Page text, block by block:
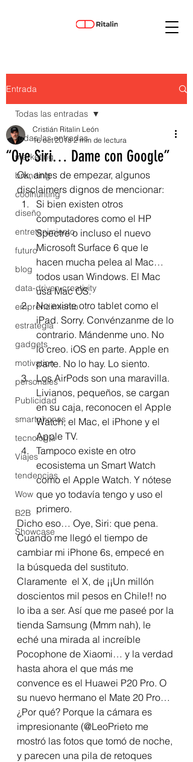
Entrada
Todas las entradas
marketing
branding
coolhunting
diseño
entretenimiento
futuro
blog
data-driven creativity
emprendimiento
estrategia
gadgets
motivation
personales
Publicidad
smartphones
tecnología
Viajes
tendencias
Wow
B2B
Showcase
Todas las entradas
“Oye Siri… Dame con Google”
Cristián Ritalin León
16 oct 2018 2 min de lectura
Ok, antes de empezar, algunos
disclaimers dignos de mencionar:
Si bien existen otros
computadores como el HP
Spectre o incluso el nuevo
Microsoft Surface 6 que le
hacen mucha pelea al Mac…
todos usan Windows. El Mac
usa Mac OS.
No existe otro tablet como el
iPad. Sorry. Convénzanme de lo
contrario. Mándenme uno. No
lo creo. iOS en parte. Apple en
parte. No lo hay. Lo siento.
Los AirPods son una maravilla.
Livianos, pequeños, se cargan
en su caja, reconocen el Apple
Watch, el Mac, el iPhone y el
Apple TV.
Tampoco existe en otro
ecosistema un Smart Watch
como el Apple Watch. Y nótese
que yo todavía tengo y uso el
primero.
Dicho eso… Oye, Siri: que pena.
Cuando me llegó el tiempo de
cambiar mi iPhone 6s, empecé en
la búsqueda del sustituto.
Claramente  el X, de ¡¡Un millón
doscientos mil pesos en Chile!! no
lo iba a ser. Así que me paseé por la
tienda Samsung (Mmm nah), le
eché una mirada al increíble
Pocophone de Xiaomi… y la verdad
hasta ahora el que más me
convence es el Huawei P20 Pro. O
su nuevo hermano el Mate 20 Pro…
¿Por qué? Porque la cámara es
impresionante (@LeoPrieto me
mostró las fotos que tomó de noche,
y parecen una pila de retoques